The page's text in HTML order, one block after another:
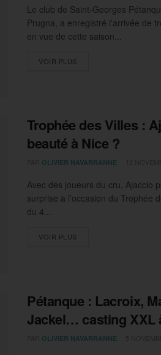
Le club de Saint-Georges
Prugna, a enregistré l'arrivée de
en vue de cette saison...
VOIR PLUS
Trophée des Villes :
beauté à Nice ?
OLIVIER NAVARRANNE
Avec des joueurs du cru, Ajaccio
surprise à l’occasion du Trophée
du 4...
VOIR PLUS
Pétanque : Lacroix,
Jackel… casting XXL
OLIVIER NAVARRANNE